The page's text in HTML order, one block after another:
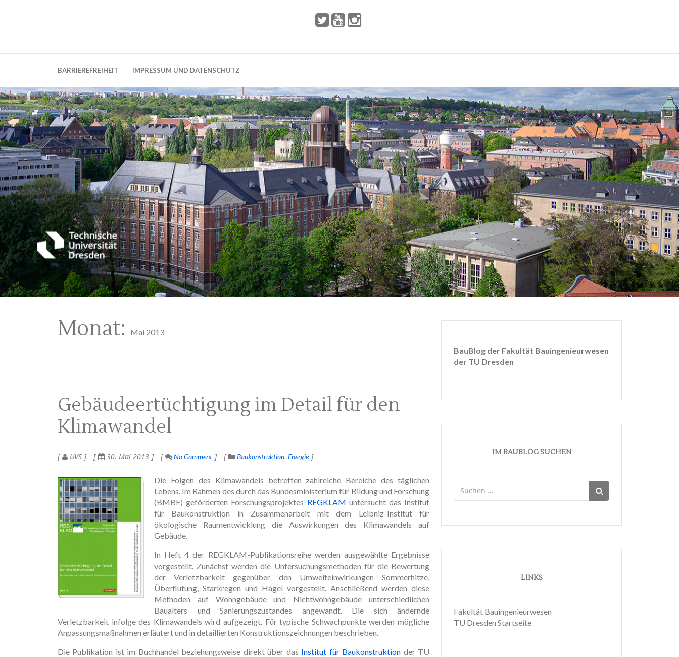
BARRIEREFREIHEIT IMPRESSUM UND DATENSCHUTZ
Monat: Mai 2013
Gebäudeertüchtigung im Detail für den
Klimawandel
UVS 30. Mai 2013 No Comment Baukonstruktion Energie
Die Folgen des Klimawandels betreffen zahlreiche Bereiche des täglichen
Lebens. Im Rahmen des durch das Bundesministerium für Bildung und Forschung
(BMBF) geförderten Forschungsprojektes REGKLAM untersucht das Institut
für Baukonstruktion in Zusammenarbeit mit dem Leibniz-Institut für
ökologische Raumentwicklung die Auswirkungen des Klimawandels auf
Gebäude.
In Heft 4 der REGKLAM-Publikationsreihe werden ausgewählte Ergebnisse
vorgestellt. Zunächst werden die Untersuchungsmethoden für die Bewertung
der Verletzbarkeit gegenüber den Umwelteinwirkungen Sommerhitze,
Überflutung, Starkregen und Hagel vorgestellt. Anschließend werden diese
Methoden auf Wohngebäude und Nichtwohngebäude unterschiedlichen
Baualters und Sanierungszustandes angewandt. Die sich ändernde
Verletzbarkeit infolge des Klimawandels wird aufgezeigt. Für typische Schwachpunkte werden mögliche
Anpassungsmaßnahmen erläutert und in detaillierten Konstruktionszeichnungen beschrieben.
Die Publikation ist im Buchhandel beziehungsweise direkt über das Institut für Baukonstruktion der TU
BauBlog der Fakultät Bauingenieurwesen
der TU Dresden
IM BAUBLOG SUCHEN
nach:
LINKS
Fakultät Bauingenieurwesen
TU Dresden Startseite